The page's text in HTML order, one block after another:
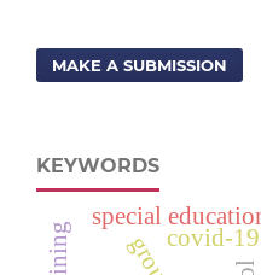
MAKE A SUBMISSION
KEYWORDS
covid-
special